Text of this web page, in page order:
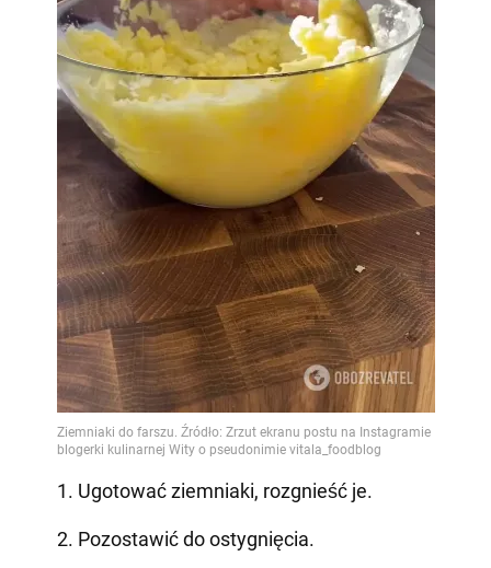
1. Ugotować ziemniaki, rozgnieść je.
2. Pozostawić do ostygnięcia.